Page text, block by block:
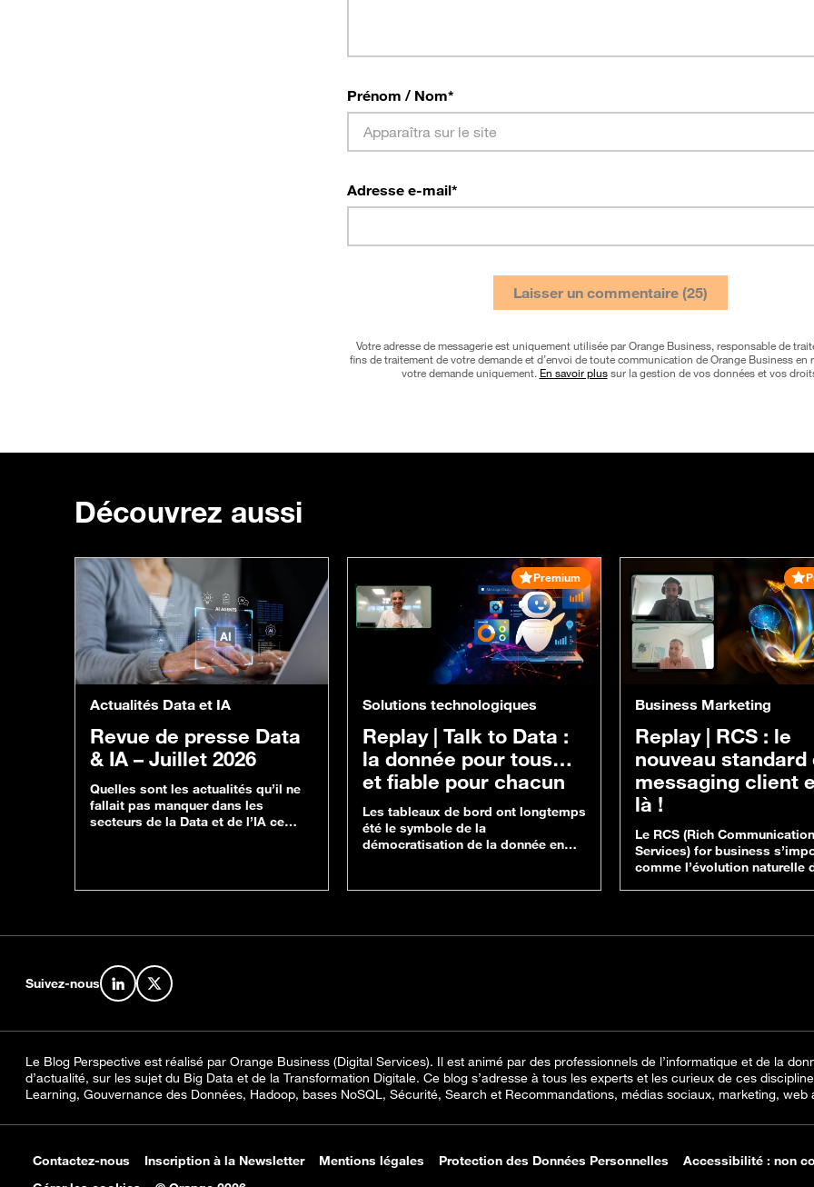
Prénom / Nom*
Adresse e-mail*
Votre adresse de messagerie est uniquement utilisée par Orange Business, responsable de
fins de traitement de votre demande et d’envoi de toute communication de Orange Business en
votre demande uniquement. En savoir plussur la gestion de vos données et vos
Découvrez aussi
Actualités Data et IA
Revue de presse Data
& IA – Juillet 2026
Quelles sont les actualités qu’il ne
fallait pas manquer dans les
secteurs de la Data et de l’IA ce
amende record contre Google,
exploratoire de la CNIL et du
Premium
Solutions technologiques
Replay |
la donnée pour tous…
et fiable pour chacun
Les tableaux de bord ont longtemps
été le symbole de la
démocratisation de la donnée en
cartes : on ne consulte plus ses
Business Marketing
Replay |
nouveau standard
messaging client
là !
Le RCS (Rich Communication
Services) for business
comme l’évolution naturelle
boutons cliquables, tout en
Suivez-nous Retrouvez-nous sur LinkedIn
Retrouvez-nous sur X
Le Blog Perspective est réalisé par Orange Business (Digital Services). Il est animé par des professionnels de l’informatique et de la
d’actualité, sur les sujet du Big Data et de la Transformation Digitale. Ce blog s’adresse à tous les experts et les curieux de ces
Learning, Gouvernance des Données, Hadoop, bases NoSQL, Sécurité, Search et Recommandations, médias sociaux, marketing,
Contactez-nous Inscription à la Newsletter Mentions légales Protection des Données Personnelles
Accessibilité : non